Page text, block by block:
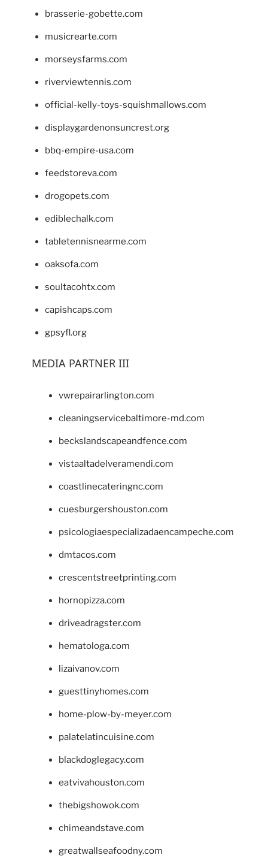
brasserie-gobette.com
musicrearte.com
morseysfarms.com
riverviewtennis.com
official-kelly-toys-squishmallows.com
displaygardenonsuncrest.org
bbq-empire-usa.com
feedstoreva.com
drogopets.com
ediblechalk.com
tabletennisnearme.com
oaksofa.com
soultacohtx.com
capishcaps.com
gpsyfl.org
MEDIA PARTNER III
vwrepairarlington.com
cleaningservicebaltimore-md.com
beckslandscapeandfence.com
vistaaltadelveramendi.com
coastlinecateringnc.com
cuesburgershouston.com
psicologiaespecializadaencampeche.com
dmtacos.com
crescentstreetprinting.com
hornopizza.com
driveadragster.com
hematologa.com
lizaivanov.com
guesttinyhomes.com
home-plow-by-meyer.com
palatelatincuisine.com
blackdoglegacy.com
eatvivahouston.com
thebigshowok.com
chimeandstave.com
greatwallseafoodny.com